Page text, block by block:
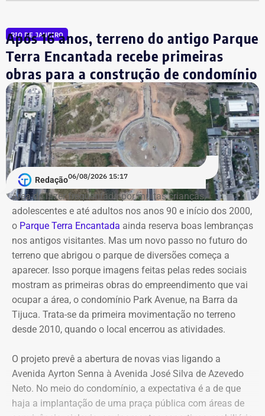
Giovani Ratinho também foi vereador
de São João de Meriti por dois
mandatos
Antes de chegar à Alerj, Ratinho foi vereador em São
João de Meriti. Na eleição de 2012, quando conquistou o
primeiro mandato na Câmara Municipal, declarou
patrimônio de R$ 130 mil, composto por dois veículos.
Em 2016, na reeleição, informou bens no valor de R$ 110
mil.
Já em 2020, quando disputou a Prefeitura de São João
de Meriti e foi derrotado, declarou patrimônio de R$ 270
mil, formado por R$ 200 mil em dinheiro em espécie e
uma caminhonete Mitsubishi Triton avaliada em R$ 70
mil.
RIO DE JANEIRO
Após 16 anos, terreno do antigo Parque
Terra Encantada recebe primeiras
obras para a construção de condomínio
Redação06/08/2026 15:17
Área de lazer frequentada por muitas crianças,
adolescentes e até adultos nos anos 90 e início dos 2000,
o Parque Terra Encantada ainda reserva boas lembranças
nos antigos visitantes. Mas um novo passo no futuro do
terreno que abrigou o parque de diversões começa a
aparecer. Isso porque imagens feitas pelas redes sociais
mostram as primeiras obras do empreendimento que vai
ocupar a área, o condomínio Park Avenue, na Barra da
Tijuca. Trata-se da primeira movimentação no terreno
desde 2010, quando o local encerrou as atividades.
O projeto prevê a abertura de novas vias ligando a
Avenida Ayrton Senna à Avenida José Silva de Azevedo
Neto. No meio do condomínio, a expectativa é a de que
haja a implantação de uma praça pública com áreas de